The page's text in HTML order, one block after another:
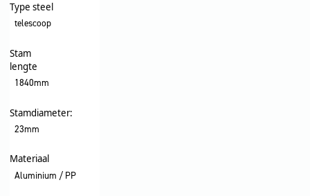
Type steel
telescoop
Stam
lengte
1840mm
Stamdiameter:
23mm
Materiaal
Aluminium / PP